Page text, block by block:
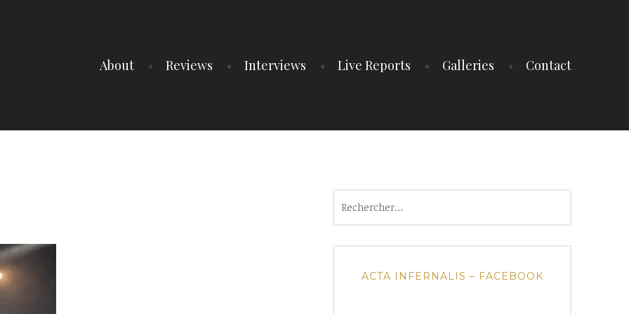
About Reviews Interviews Live Reports Galleries Contact
ACTA INFERNALIS – FACEBOOK